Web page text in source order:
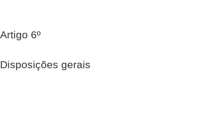
Artigo 6º
Disposições gerais